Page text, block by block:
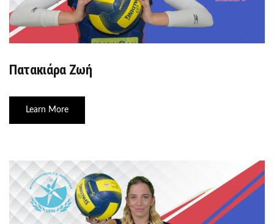
Πατακιάρα Ζωή
Learn More